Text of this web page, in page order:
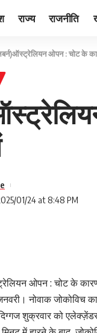
राज्य राजनीति
ओपन : चोट के
01/24 at 8:48 PM
ओपन : चोट के
नोवाक जोकोविच
दिग्गज शुक्रवार को